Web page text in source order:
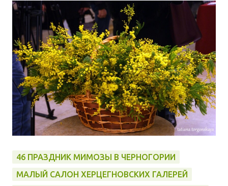
46 ПРАЗДНИК МИМОЗЫ В ЧЕРНОГОРИИ
МАЛЫЙ САЛОН ХЕРЦЕГНОВСКИХ ГАЛЕРЕЙ